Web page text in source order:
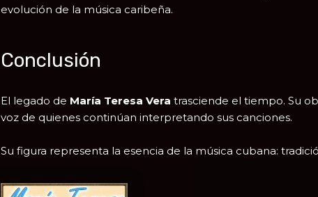
evolución de la música caribeña.
Conclusión
El legado de María Teresa Vera trasciende el tiempo. Su
voz de quienes continúan interpretando sus canciones.
Su figura representa la esencia de la música cubana: